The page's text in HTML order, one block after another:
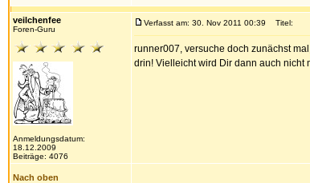
veilchenfee
Foren-Guru
Anmeldungsdatum:
18.12.2009
Beiträge: 4076
Verfasst am: 30. Nov 2011 00:39 Titel:
runner007, versuche doch zunächst
drin! Vielleicht wird Dir dann auch nicht
Nach oben